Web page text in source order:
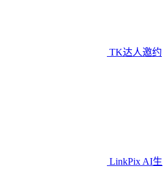
TK达人邀约
LinkPix AI生